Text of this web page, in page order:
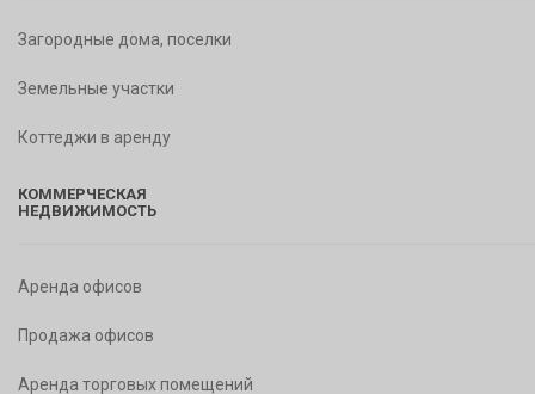
Загородные дома, поселки
Земельные участки
Коттеджи в аренду
КОММЕРЧЕСКАЯ
НЕДВИЖИМОСТЬ
Аренда офисов
Продажа офисов
Аренда торговых помещений